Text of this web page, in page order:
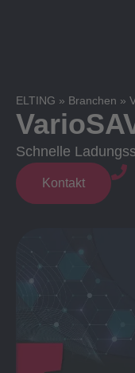
ELTING » Branchen »
Schnelle
Kontakt